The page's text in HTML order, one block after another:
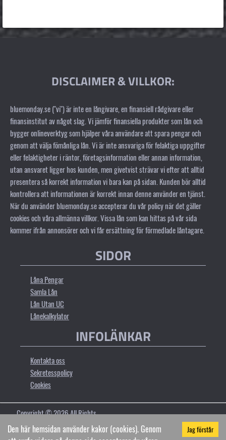
DISCLAIMER & VILLKOR:
bluemonday.se ("vi") är inte en långivare, en finansiell rådgivare eller
finansinstitut av något slag. Vi jämför finansiella produkter som lån och
bygger onlineverktyg som hjälper våra användare att spara pengar och
genom att välja fömånliga lån. Vi är inte ansvariga för felaktiga uppgifter
eller felaktigheter i räntor, företagsinformation eller annan information,
utan ansvaret ligger hos kunden, men givetvist strävar vi efter att alltid
presentera så korrekt information vi bara kan på sidan. Kunden bör alltid
kontrollera att informationen är korrekt innan denne använder en tjänst.
När du använder bluemonday.se accepterar du vår policy när det gäller
cookies och våra allmänna villkor. Vissa lån som kan hittas på vår sida
kommer ifrån annonsörer och vi får ersättning för förmedlade låntagare.
SIDOR
Låna Pengar
Samla Lån
Lån Utan UC
Lånekalkylator
INFOLÄNKAR
Kontakta oss
Sekretesspolicy
Cookies
Copyright ©2026All Rights
Reserved byBluemonday.se
Den här hemsidan använder kakor (cookies). Genom
Jag förstår